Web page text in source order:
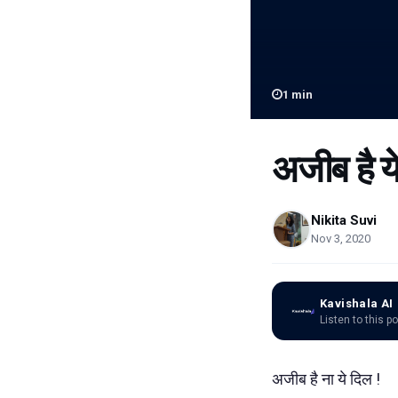
1 min
अजीब है
Nikita Suvi
Nov 3, 2020
Kavishala AI
Listen to this
अजीब है ना ये दिल !